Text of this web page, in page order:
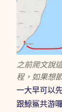
之前爬文說
程，如果想
一大早可以
跟鯨鯊共游